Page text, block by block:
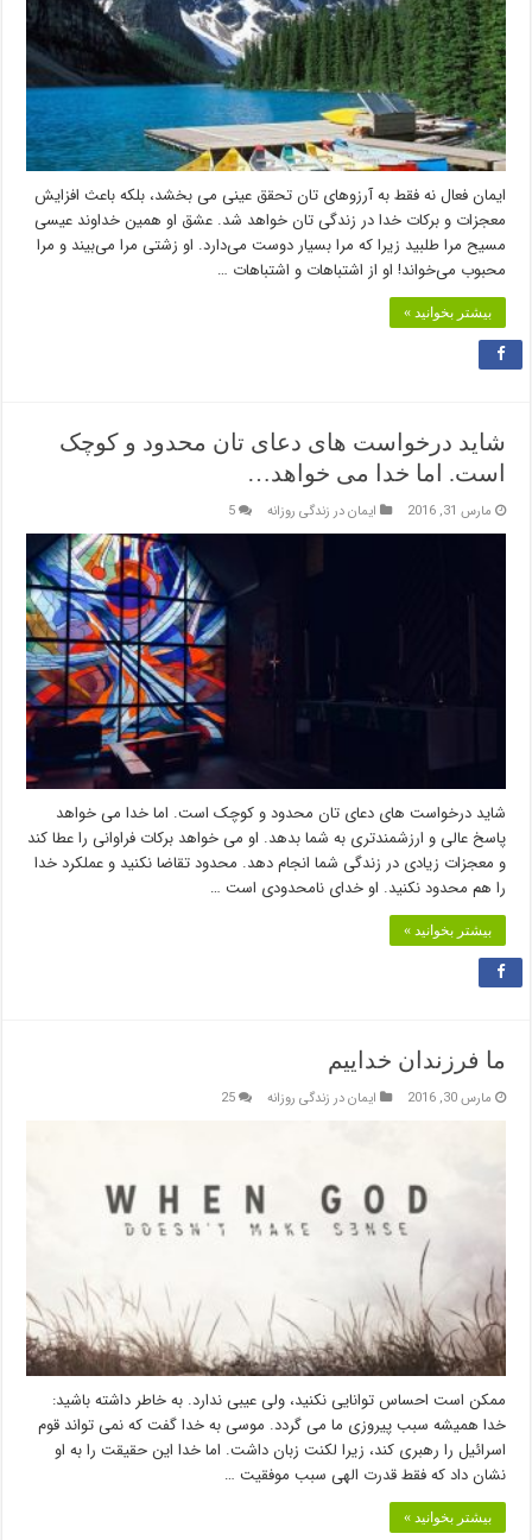
ایمان فعال نه فقط به آرزوهای تان تحقق عینی می بخشد، بلکه باعث افزایش
معجزات و برکات خدا در زندگی تان خواهد شد. عشق او همین خداوند عیسی
مسیح مرا طلبید زیرا که مرا بسیار دوست می‌دارد. او زشتی مرا می‌بیند و مرا
محبوب می‌خواند! او از اشتباهات و اشتباهات …
بیشتر بخوانید »
شاید درخواست های دعای تان محدود و کوچک
است. اما خدا می خواهد…
مارس 31, 2016 ایمان در زندگی روزانه 5
شاید درخواست های دعای تان محدود و کوچک است. اما خدا می خواهد
پاسخ عالی و ارزشمندتری به شما بدهد. او می خواهد برکات فراوانی را عطا کند
و معجزات زیادی در زندگی شما انجام دهد. محدود تقاضا نکنید و عملکرد خدا
را هم محدود نکنید. او خدای نامحدودی است …
بیشتر بخوانید »
ما فرزندان خداییم
مارس 30, 2016 ایمان در زندگی روزانه 25
ممکن است احساس توانایی نکنید، ولی عیبی ندارد. به خاطر داشته باشید:
خدا همیشه سبب پیروزی ما می گردد. موسی به خدا گفت که نمی تواند قوم
اسرائیل را رهبری کند، زیرا لکنت زبان داشت. اما خدا این حقیقت را به او
نشان داد که فقط قدرت الهی سبب موفقیت …
بیشتر بخوانید »